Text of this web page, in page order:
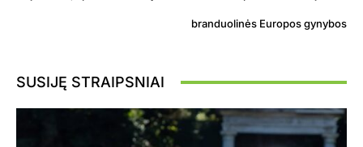
branduolinės Europos gynybos
SUSIJĘ STRAIPSNIAI